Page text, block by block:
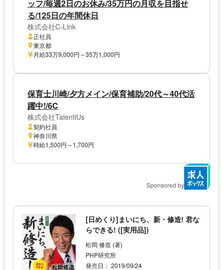
ッフ/毎週2日のお休み/35万円の月収を目指せ
る/125日の年間休日
株式会社C-Link
正社員
東京都
月給33万9,000円～35万1,000円
保育士川崎/夕方メイン/保育補助/20代～40代活
躍中!/6C
株式会社TalentiUs
契約社員
神奈川県
時給1,500円～1,700円
Sponsored by
[日めくり]まいにち、新・修造! 君な
らできる! ([実用品])
松岡 修造 (著)
PHP研究所
発売日： 2019/09/24